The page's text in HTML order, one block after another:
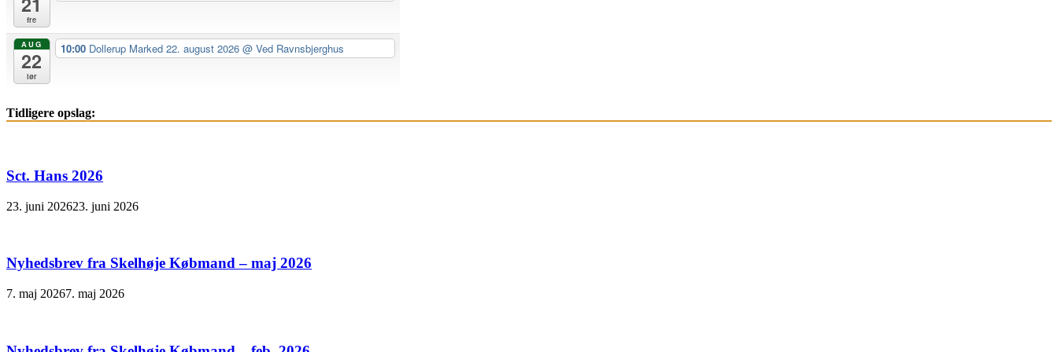
fre
AUG
22
lør
10:00 Dollerup Marked 22. august 2026 @ Ved Ravnsbjerghus
Tidligere opslag:
Sct. Hans 2026
23. juni 202623. juni 2026
Nyhedsbrev fra Skelhøje Købmand – maj 2026
7. maj 20267. maj 2026